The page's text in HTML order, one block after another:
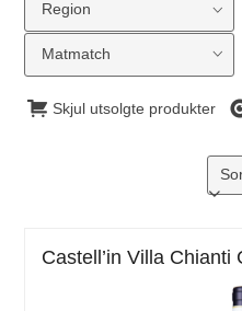
Region
Matmatch
Skjul utsolgte produkter
Castell’in Villa Chianti